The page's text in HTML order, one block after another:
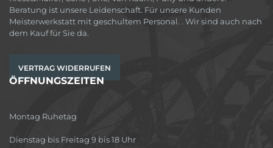
Beratung ist unsere Leidenschaft. Für unsere Kunden
Meisterwerkstatt mit geschultem Personal. . Wir sind auch nach
dem Kauf für Sie da.
VERTRAG WIDERRUFEN
ÖFFNUNGSZEITEN
Montag Ruhetag
Dienstag bis Freitag 9 bis 18 Uhr